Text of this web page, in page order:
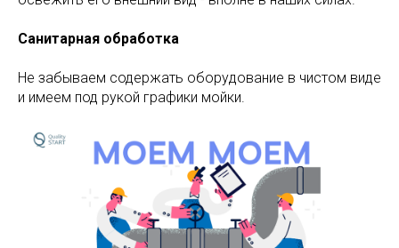
Санитарная обработка
Не забываем содержать оборудование в чистом виде
и имеем под рукой графики мойки.